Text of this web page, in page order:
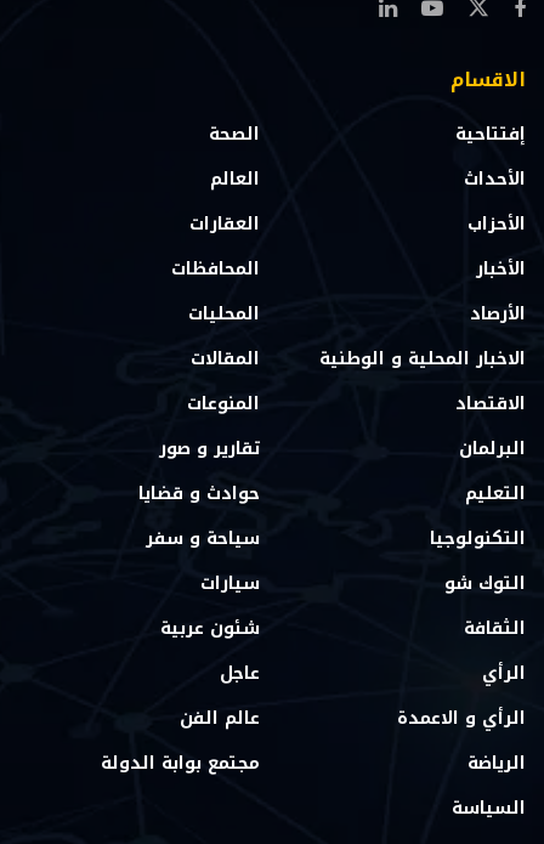
الاقسام
إفتتاحية
الأحداث
الأحزاب
الأخبار
الأرصاد
الاخبار المحلية و الوطنية
الاقتصاد
البرلمان
التعليم
التكنولوجيا
التوك شو
الثقافة
الرأي
الرأي و الاعمدة
الرياضة
السياسة
الصحة
العالم
العقارات
المحافظات
المحليات
المقالات
المنوعات
تقارير و صور
حوادث و قضايا
سياحة و سفر
سيارات
شئون عربية
عاجل
عالم الفن
مجتمع بوابة الدولة